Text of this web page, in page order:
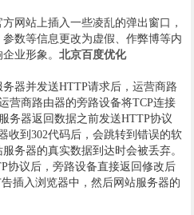
网站上插入一些凌乱的弹出窗口，
数等信息更改为虚假、作弊博等内
企业形象。北京百度优化
器并发送HTTP请求后，运营商路
营商路由器的旁路设备将TCP连接
务器返回数据之前发送HTTP协议
收到302代码后，会跳转到错误的软
务器的真实数据到达时会被丢弃。
协议后，旁路设备直接返回修改后
插入浏览器中，然后网站服务器的